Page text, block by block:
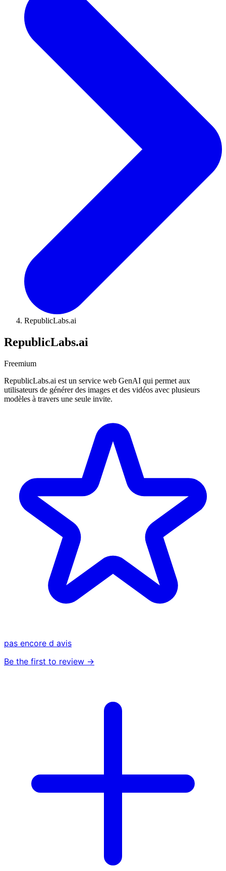
RepublicLabs.ai
RepublicLabs.ai
Freemium
RepublicLabs.ai est un service web GenAI qui permet aux
utilisateurs de générer des images et des vidéos avec plusieurs
modèles à travers une seule invite.
pas encore d avis
Be the first to review →